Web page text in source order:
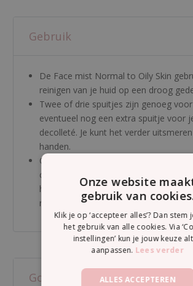
Gebruik
De Face mist Normal to Oily Skin
reinigen van je huid op een droog
Twee of drie spuitjes zijn genoeg
eventueel nog een extra spuitje voor
decolleté. Je kunt het verder
handen.
Opdrogen is niet nodig, je kunt er
cream Normal to Oily Skin overheen
hebt daar dan zelfs minder van nodig,
nog beter over je huid wordt verdeeld.
Good To Know
Onze website
gebruik van
Klik je op ‘accepteer alles’? Dan stem
het gebruik van alle cookies. Via
instellingen’ kun je jouw keuze
aanpassen. Lees verder
ALLES ACCEPTEREN